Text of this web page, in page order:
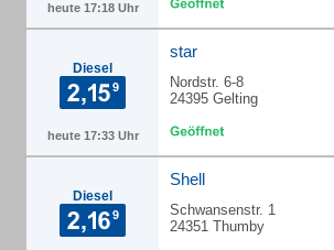
heute 17:18 Uhr
Diesel
heute 17:33 Uhr
star
Nordstr. 6-8
24395 Gelting
Diesel
Shell
Schwansenstr. 1
24351 Thumby